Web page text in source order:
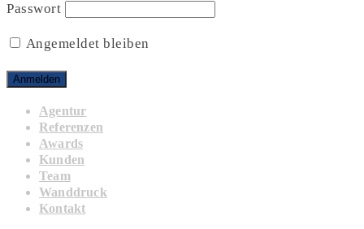
Passwort
Angemeldet bleiben
Agentur
Referenzen
Awards
Kunden
Team
Wanddruck
Kontakt